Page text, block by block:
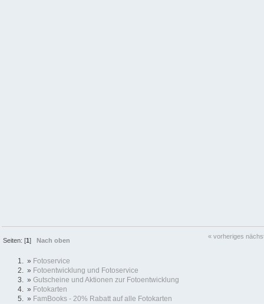
Seiten: [1]Nach oben
« vorheriges
» Fotoservice
» Fotoentwicklung und Fotoservice
» Gutscheine und Aktionen zur Fotoentwicklung
» Fotokarten
» FamBooks - 20% Rabatt auf alle Fotokarten